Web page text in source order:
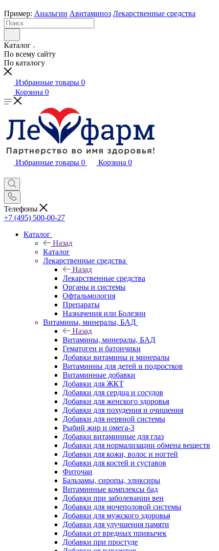
Пример: Анальгин Авитаминоз Лекарственные средства
Каталог
По всему сайту
По каталогу
Избранные товары 0
Корзина 0
Избранные товары 0 Корзина 0
Телефоны
+7 (495) 500-00-27
Каталог
Назад
Каталог
Лекарственные средства
Назад
Лекарственные средства
Органы и системы
Офтальмология
Препараты
Назначения или Болезни
Витамины, минералы, БАД
Назад
Витамины, минералы, БАД
Гематоген и батончики
Добавки витамины и минералы
Витаминны для детей и подростков
Витаминные добавки
Добавки для ЖКТ
Добавки для сердца и сосудов
Добавки для женского здоровья
Добавки для похудения и очищения
Добавки для нервной системы
Рыбий жир и омега-3
Добавки витаминные для глаз
Добавки для нормализации обмена веществ
Добавки для кожи, волос и ногтей
Добавки для костей и суставов
Фиточаи
Бальзамы, сиропы, эликсиры
Витаминные комплексы бад
Добавки при заболевании вен
Добавки для мочеполовой системы
Добавки для мужского здоровья
Добавки для улучшения памяти
Добавки от вредных привычек
Добавки при простуде